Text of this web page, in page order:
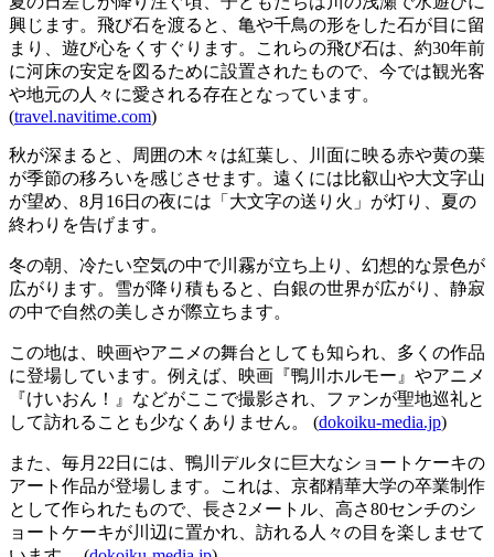
興じます。飛び石を渡ると、亀や千鳥の形をした石が目に留
まり、遊び心をくすぐります。これらの飛び石は、約30年前
に河床の安定を図るために設置されたもので、今では観光客
や地元の人々に愛される存在となっています。
(travel.navitime.com)
秋が深まると、周囲の木々は紅葉し、川面に映る赤や黄の葉
が季節の移ろいを感じさせます。遠くには比叡山や大文字山
が望め、8月16日の夜には「大文字の送り火」が灯り、夏の
終わりを告げます。
冬の朝、冷たい空気の中で川霧が立ち上り、幻想的な景色が
広がります。雪が降り積もると、白銀の世界が広がり、静寂
の中で自然の美しさが際立ちます。
この地は、映画やアニメの舞台としても知られ、多くの作品
に登場しています。例えば、映画『鴨川ホルモー』やアニメ
『けいおん！』などがここで撮影され、ファンが聖地巡礼と
して訪れることも少なくありません。 (dokoiku-media.jp)
また、毎月22日には、鴨川デルタに巨大なショートケーキの
アート作品が登場します。これは、京都精華大学の卒業制作
として作られたもので、長さ2メートル、高さ80センチのシ
ョートケーキが川辺に置かれ、訪れる人々の目を楽しませて